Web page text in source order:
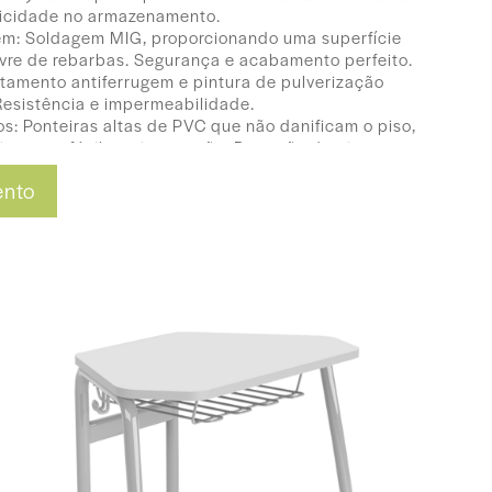
no armazenamento.
Soldagem MIG, proporcionando uma superfície
de rebarbas. Segurança e acabamento perfeito.
antiferrugem e pintura de pulverização
e impermeabilidade.
Ponteiras altas de PVC que não danificam o piso,
para fácil movimentação. Proteção do piso e
com cantos arredondados e acabamento
Estabilidade, segurança e fácil limpeza.
x 59(A) x 45(P)
x 64(A) x 45(P)
x 71(A) x 45(P)
70(L) x 76(A) x 45(P)